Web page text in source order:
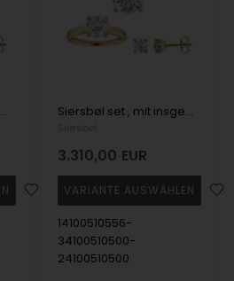
Siersbøl set , mit insgesamt 3,00 ct Top Wesselston VS2 Siersbøl set , mit insgesamt 3,00 ct Top Wesselston VS2
3.310,00 EUR
14100510556-
34100510500-
24100510500